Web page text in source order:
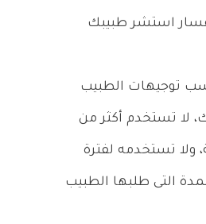
استشر طبيبك
توجيهات الطبيب
لا تستخدم أكثر من
ولا تستخدمه لفترة
التى طلبها الطبيب